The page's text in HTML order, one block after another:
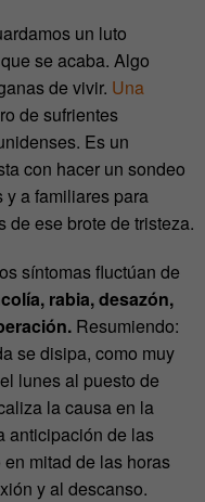
un luto
se acaba. Algo
de vivir. Una
de sufrientes
Es un
con hacer un sondeo
y a familiares para
de ese brote de tristeza.
síntomas fluctúan de
rabia, desazón,
Resumiendo:
se disipa, como muy
lunes al puesto de
la causa en la
anticipación de las
mitad de las horas
y al descanso.